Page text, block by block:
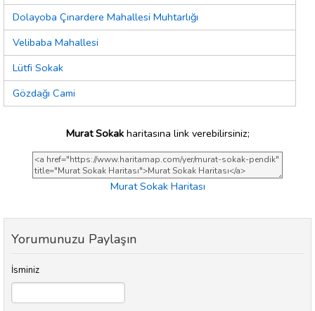
Dolayoba Çınardere Mahallesi Muhtarlığı
Velibaba Mahallesi
Lütfi Sokak
Gözdağı Cami
Murat Sokakharitasına link verebilirsiniz;
Murat Sokak Haritası
Yorumunuzu Paylaşın
İsminiz